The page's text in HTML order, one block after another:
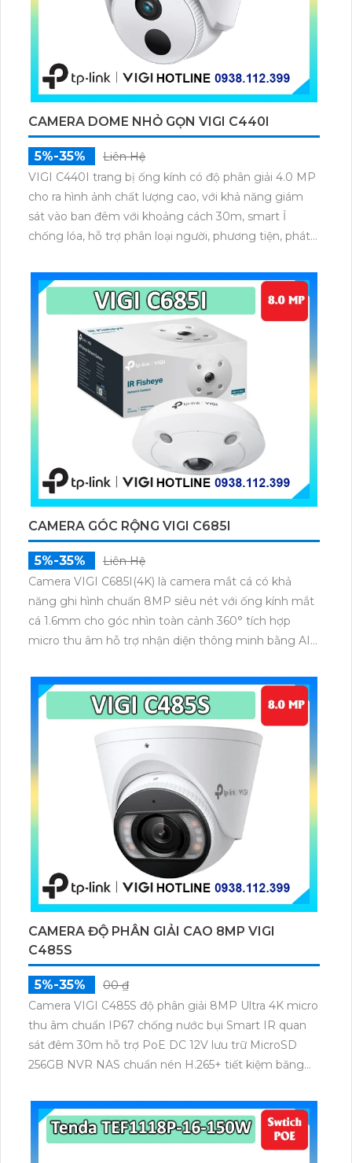
CAMERA DOME NHỎ GỌN VIGI C440I
5%-35%
Liên Hệ
VIGI C440I trang bị ống kính có độ phân giải 4.0 MP
cho ra hình ảnh chất lượng cao, với khả năng giám
sát vào ban đêm với khoảng cách 30m, smart Ỉ
chống lóa, hỗ trợ phân loại người, phương tiện, phát
dây mạng PoE
CAMERA GÓC RỘNG VIGI C685I
5%-35%
Liên Hệ
Camera VIGI C685I(4K) là camera mắt cá có khả
năng ghi hình chuẩn 8MP siêu nét với ống kính mắt
cá 1.6mm cho góc nhìn toàn cảnh 360° tích hợp
micro thu âm hỗ trợ nhận diện thông minh bằng AI
linh hoạt qua microSD 256GB NVR NAS FTP cấp
nguồn qua PoE hoặc DC 12V
CAMERA ĐỘ PHÂN GIẢI CAO 8MP VIGI
C485S
5%-35%
00 ₫
Camera VIGI C485S độ phân giải 8MP Ultra 4K micro
thu âm chuẩn IP67 chống nước bụi Smart IR quan
sát đêm 30m hỗ trợ PoE DC 12V lưu trữ MicroSD
256GB NVR NAS chuẩn nén H.265+ tiết kiệm băng
vi bất thường quản lý qua VIGI App VIGI Manager
trình duyệt web giám sát sắc nét bền bỉ.